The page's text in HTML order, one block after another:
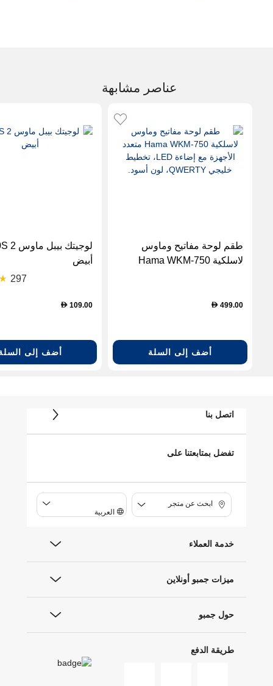
عناصر مشابهة
طقم لوحة مفاتيح وماوس
لاسلكية Hama WKM-750
أسود. D 499.00
أضف إلى السلة
أبيض
297
D 109.00
أضف إلى
اتصل بنا
تفضل بمتابعتنا على
ابحث عن متجر
العربية
خدمة العملاء
ميزات جمبو أونلاين
حول جمبو
طريقة الدفع